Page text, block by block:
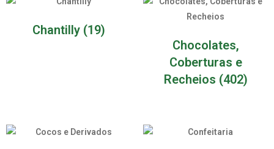
Chantilly (19)
Chocolates,
Coberturas e
Recheios (402)